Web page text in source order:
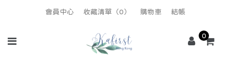
會員中心 收藏清單（0） 購物車 結帳
0